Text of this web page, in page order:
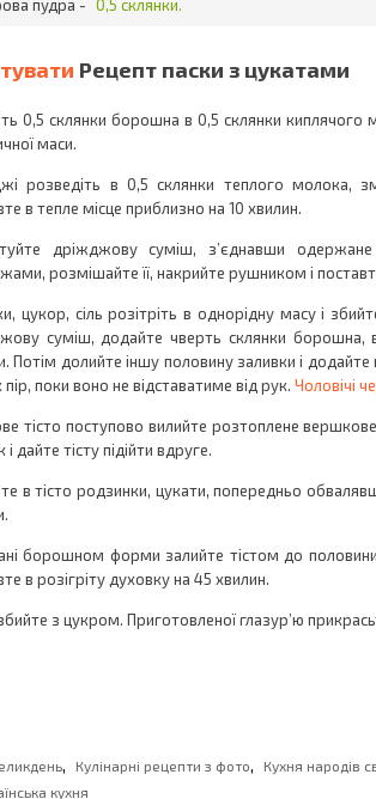
пудра - 0,5 склянки.
Рецепт паски з цукатами
0,5 склянки борошна в 0,5 склянки
маси.
розведіть в 0,5 склянки теплого молока,
в тепле місце приблизно на 10 хвилин.
дріжджову суміш, з’єднавши
розмішайте її, накрийте рушником і
цукор, сіль розітріть в однорідну масу і
суміш, додайте чверть склянки борошна,
Потім долийте іншу половину заливки і
пір, поки воно не відставатиме від рук. Чоловічі
тісто поступово вилийте розтоплене
і дайте тісту підійти вдруге.
в тісто родзинки, цукати, попередньо
борошном форми залийте тістом до
в розігріту духовку на 45 хвилин.
з цукром. Приготовленої глазур’ю
, Кулінарні рецепти з фото, Кухня народів
кухня